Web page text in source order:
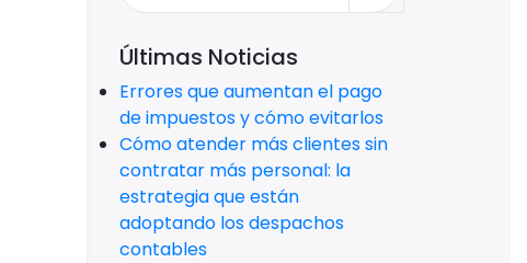
Últimas Noticias
Errores que aumentan el pago
de impuestos y cómo evitarlos
Cómo atender más clientes sin
contratar más personal: la
estrategia que están
adoptando los despachos
contables